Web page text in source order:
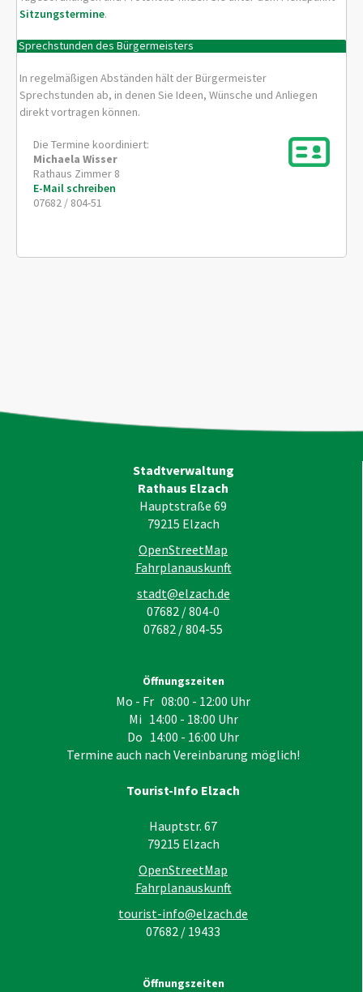
Sitzungstermine.
Sprechstunden des Bürgermeisters
In regelmäßigen Abständen hält der Bürgermeister
Sprechstunden ab, in denen Sie Ideen, Wünsche und Anliegen
direkt vortragen können.
Die Termine koordiniert:
Michaela Wisser
Rathaus Zimmer 8
E-Mail schreiben
07682 / 804-51
Stadtverwaltung
Rathaus Elzach
Hauptstraße 69
79215 Elzach
OpenStreetMap
Fahrplanauskunft
stadt@elzach.de
07682 / 804-0
07682 / 804-55
Öffnungszeiten
Mo - Fr 08:00 - 12:00 Uhr
Mi 14:00 - 18:00 Uhr
Do 14:00 - 16:00 Uhr
Termine auch nach Vereinbarung möglich!
Tourist-Info Elzach
Hauptstr. 67
79215 Elzach
OpenStreetMap
Fahrplanauskunft
tourist-info@elzach.de
07682 / 19433
Öffnungszeiten